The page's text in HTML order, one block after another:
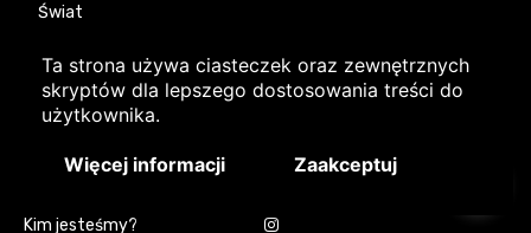
Ta strona używa ciasteczek oraz zewnętrznych
skryptów dla lepszego dostosowania treści do
użytkownika.
Więcej informacji Zaakceptuj
Świat
Linki
Kim jesteśmy?
Bądź na bieżąco!